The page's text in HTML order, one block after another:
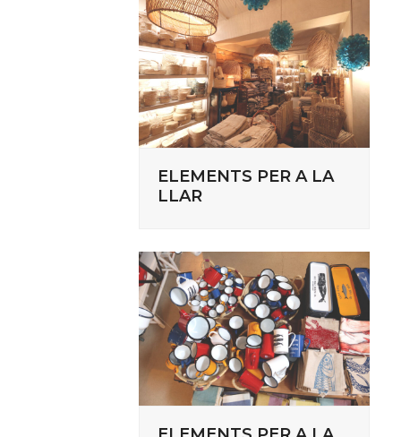
ELEMENTS PER A LA
LLAR